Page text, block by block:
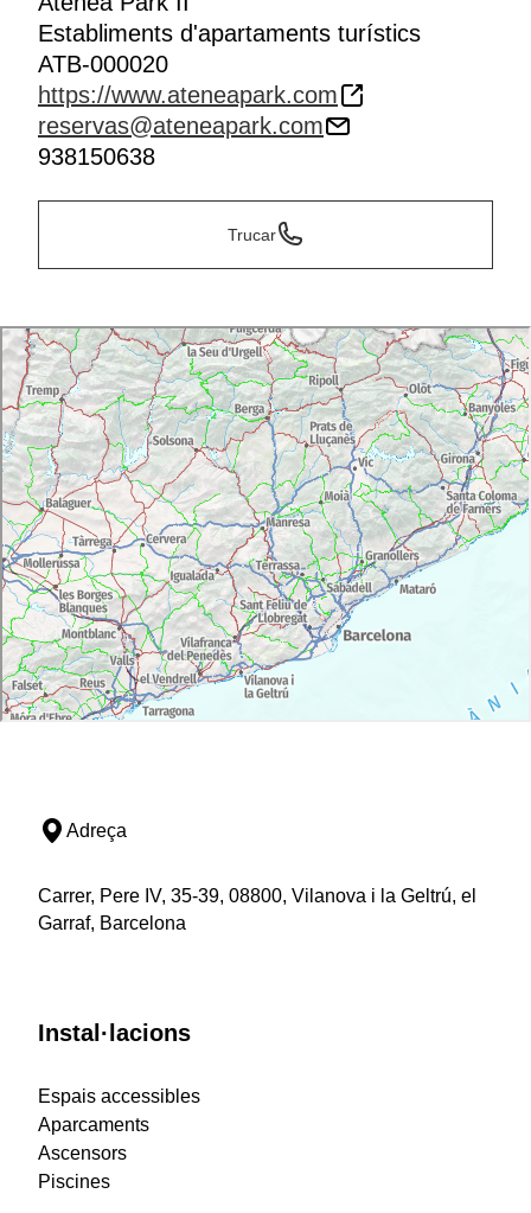
Establiments d'apartaments turístics
ATB-000020
https://www.ateneapark.com
reservas@ateneapark.com
938150638
Trucar
Adreça
Carrer, Pere IV, 35-39, 08800, Vilanova i la Geltrú, el
Garraf, Barcelona
Instal·lacions
Espais accessibles
Aparcaments
Ascensors
Piscines